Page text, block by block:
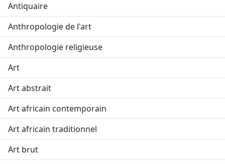
Antiquaire
Anthropologie de l'art
Anthropologie religieuse
Art
Art abstrait
Art africain contemporain
Art africain traditionnel
Art brut